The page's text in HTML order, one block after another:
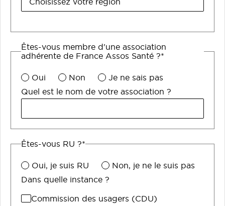
Êtes-vous membre d'une association
adhérente de France Assos Santé ?*
Oui Non
Je ne sais pas
Quel est le nom de votre association ?
Êtes-vous RU ?*
Oui, je suis RU
Non, je ne le suis pas
Dans quelle instance ?
Commission des usagers (CDU)